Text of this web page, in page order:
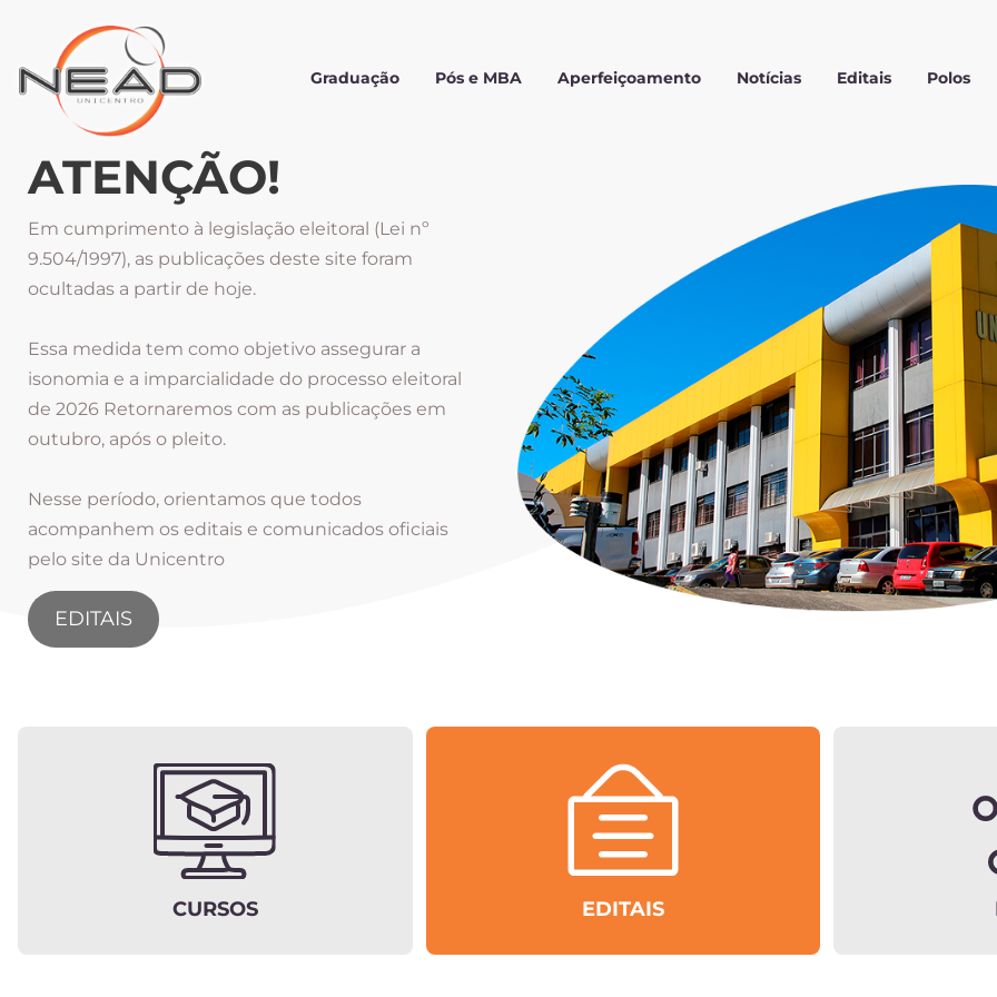
Graduação Pós e MBA Aperfeiçoamento Notícias Editais Polos
ATENÇÃO!
Em cumprimento à legislação eleitoral (Lei nº
9.504/1997), as publicações deste site foram
ocultadas a partir de hoje.
Essa medida tem como objetivo assegurar a
isonomia e a imparcialidade do processo eleitoral
de 2026 Retornaremos com as publicações em
outubro, após o pleito.
Nesse período, orientamos que todos
acompanhem os editais e comunicados oficiais
pelo site da Unicentro
EDITAIS
CURSOS EDITAIS